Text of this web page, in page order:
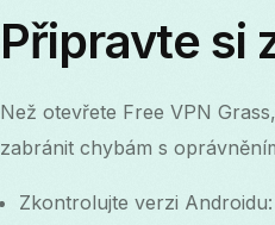
Připravte si
Než otevřete Free VPN
zabránit chybám s
Zkontrolujte verzi